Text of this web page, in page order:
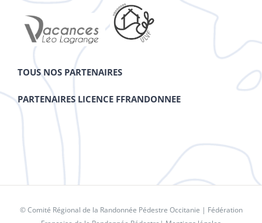
TOUS NOS PARTENAIRES
PARTENAIRES LICENCE FFRANDONNEE
© Comité Régional de la Randonnée Pédestre Occitanie | Fédération